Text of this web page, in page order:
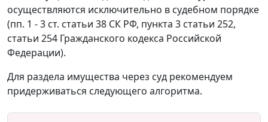
осуществляются исключительно в судебном порядке
(пп. 1 - 3 ст. статьи 38 СК РФ, пункта 3 статьи 252,
статьи 254 Гражданского кодекса Российской
Федерации).
Для раздела имущества через суд рекомендуем
придерживаться следующего алгоритма.